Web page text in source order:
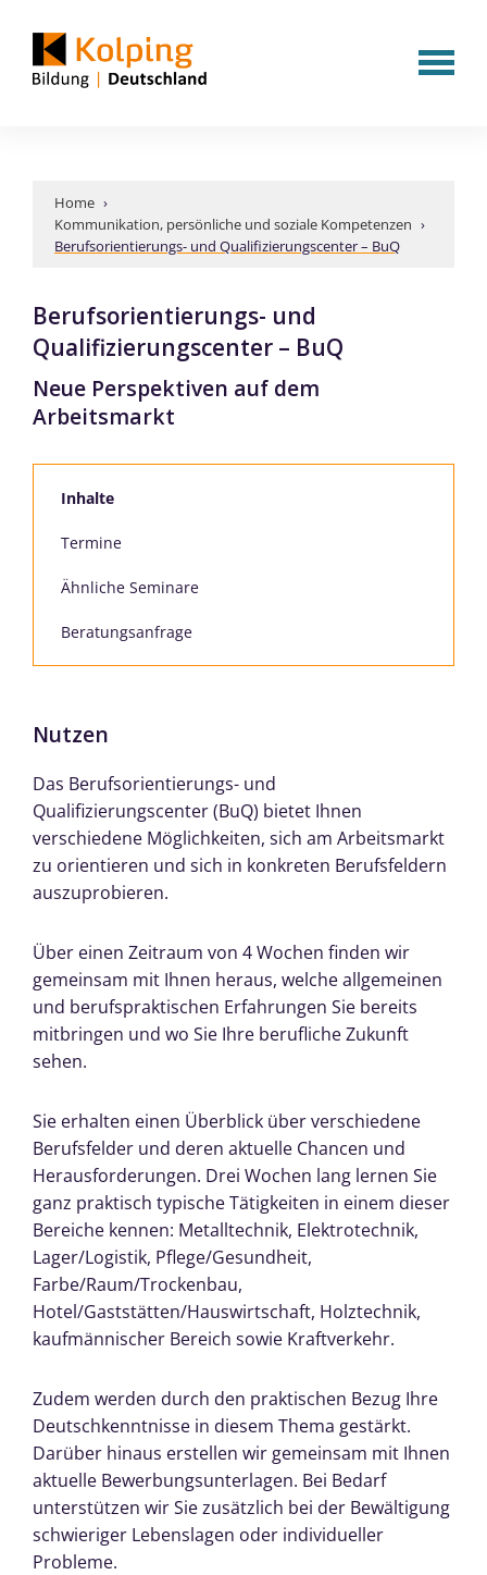
Home ›
Kommunikation, persönliche und soziale Kompetenzen ›
Berufsorientierungs- und Qualifizierungscenter – BuQ
Berufsorientierungs- und
Qualifizierungscenter – BuQ
Neue Perspektiven auf dem
Arbeitsmarkt
Inhalte
Termine
Ähnliche Seminare
Beratungsanfrage
Nutzen
Das Berufsorientierungs- und
Qualifizierungscenter (BuQ) bietet Ihnen
verschiedene Möglichkeiten, sich am Arbeitsmarkt
zu orientieren und sich in konkreten Berufsfeldern
auszuprobieren.
Über einen Zeitraum von 4 Wochen finden wir
gemeinsam mit Ihnen heraus, welche allgemeinen
und berufspraktischen Erfahrungen Sie bereits
mitbringen und wo Sie Ihre berufliche Zukunft
sehen.
Sie erhalten einen Überblick über verschiedene
Berufsfelder und deren aktuelle Chancen und
Herausforderungen. Drei Wochen lang lernen Sie
ganz praktisch typische Tätigkeiten in einem dieser
Bereiche kennen: Metalltechnik, Elektrotechnik,
Lager/Logistik, Pflege/Gesundheit,
Farbe/Raum/Trockenbau,
Hotel/Gaststätten/Hauswirtschaft, Holztechnik,
kaufmännischer Bereich sowie Kraftverkehr.
Zudem werden durch den praktischen Bezug Ihre
Deutschkenntnisse in diesem Thema gestärkt.
Darüber hinaus erstellen wir gemeinsam mit Ihnen
aktuelle Bewerbungsunterlagen. Bei Bedarf
unterstützen wir Sie zusätzlich bei der Bewältigung
schwieriger Lebenslagen oder individueller
Probleme.